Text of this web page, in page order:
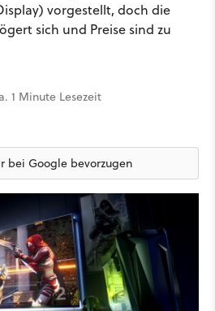
vorgestellt, doch die
sich und Preise sind zu
1 Minute Lesezeit
bei Google bevorzugen